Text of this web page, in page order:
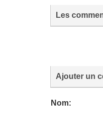
Les
Ajouter un
Nom: